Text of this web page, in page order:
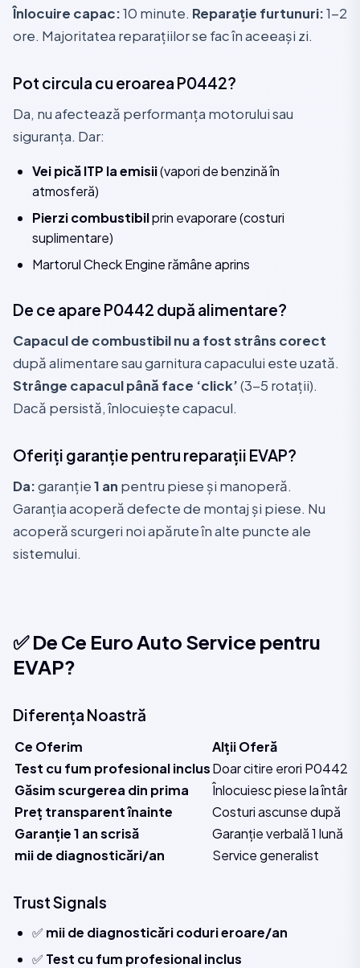
Înlocuire capac:10 minute. Reparație furtunuri:1-2
ore. Majoritatea reparațiilor se fac în aceeași zi.
Pot circula cu eroarea P0442?
Da, nu afectează performanța motorului sau
siguranța. Dar:
Vei pică ITP la emisii(vapori de benzină în
atmosferă)
Pierzi combustibilprin evaporare (costuri
suplimentare)
Martorul Check Engine rămâne aprins
De ce apare P0442 după alimentare?
Capacul de combustibil nu a fost strâns corect
după alimentare sau garnitura capacului este uzată.
Strânge capacul până face ‘click’(3-5 rotații).
Dacă persistă, înlocuiește capacul.
Oferiți garanție pentru reparații EVAP?
Da:garanție1 an pentru piese și manoperă.
Garanția acoperă defecte de montaj și piese. Nu
acoperă scurgeri noi apărute în alte puncte ale
sistemului.
✅ De Ce Euro Auto Service pentru
EVAP?
Diferența Noastră
Ce Oferim
Alții Oferă
Test cu fum profesional inclusDoar citire erori P0442
Găsim scurgerea din prima
Înlocuiesc piese la
Preț transparent înainte
Costuri ascunse după
Garanție 1 an scrisă
Garanție verbală 1 lună
mii de diagnosticări/an
Service generalist
Trust Signals
✅ mii de diagnosticări coduri eroare/an
✅ Test cu fum profesional inclus